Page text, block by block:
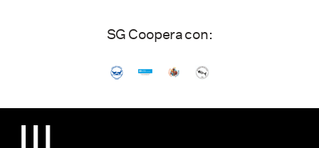
SG Coopera con: